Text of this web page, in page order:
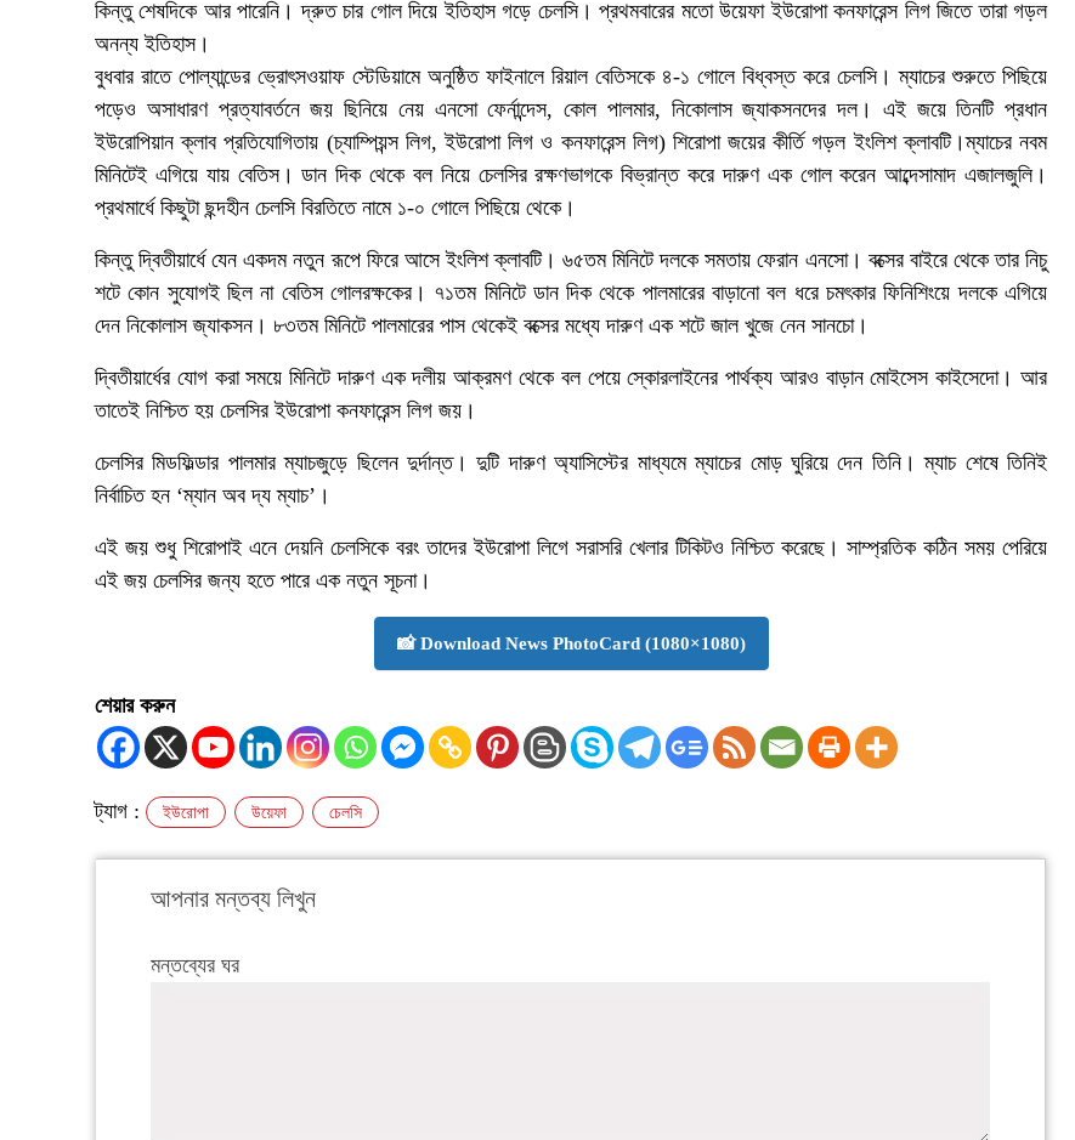
কিন্তু শেষদিকে আর পারেনি। দ্রুত চার গোল দিয়ে ইতিহাস গড়ে চেলসি। প্রথমবারের মতো উয়েফা ইউরোপা কনফারেন্স লিগ জিতে তারা গড়ল
অনন্য ইতিহাস।
বুধবার রাতে পোল্যান্ডের ভ্রোৎসওয়াফ স্টেডিয়ামে অনুষ্ঠিত ফাইনালে রিয়াল বেতিসকে ৪-১ গোলে বিধ্বস্ত করে চেলসি। ম্যাচের শুরুতে পিছিয়ে
পড়েও অসাধারণ প্রত্যাবর্তনে জয় ছিনিয়ে নেয় এনসো ফের্নান্দেস, কোল পালমার, নিকোলাস জ্যাকসনদের দল। এই জয়ে তিনটি প্রধান
ইউরোপিয়ান ক্লাব প্রতিযোগিতায় (চ্যাম্পিয়ন্স লিগ, ইউরোপা লিগ ও কনফারেন্স লিগ) শিরোপা জয়ের কীর্তি গড়ল ইংলিশ ক্লাবটি।ম্যাচের নবম
মিনিটেই এগিয়ে যায় বেতিস। ডান দিক থেকে বল নিয়ে চেলসির রক্ষণভাগকে বিভ্রান্ত করে দারুণ এক গোল করেন আব্দেসামাদ এজালজুলি।
প্রথমার্ধে কিছুটা ছন্দহীন চেলসি বিরতিতে নামে ১-০ গোলে পিছিয়ে থেকে।
কিন্তু দ্বিতীয়ার্ধে যেন একদম নতুন রূপে ফিরে আসে ইংলিশ ক্লাবটি। ৬৫তম মিনিটে দলকে সমতায় ফেরান এনসো। বক্সের বাইরে থেকে তার নিচু
শটে কোন সুযোগই ছিল না বেতিস গোলরক্ষকের। ৭১তম মিনিটে ডান দিক থেকে পালমারের বাড়ানো বল ধরে চমৎকার ফিনিশিংয়ে দলকে এগিয়ে
দেন নিকোলাস জ্যাকসন। ৮৩তম মিনিটে পালমারের পাস থেকেই বক্সের মধ্যে দারুণ এক শটে জাল খুজে নেন সানচো।
দ্বিতীয়ার্ধের যোগ করা সময়ে মিনিটে দারুণ এক দলীয় আক্রমণ থেকে বল পেয়ে স্কোরলাইনের পার্থক্য আরও বাড়ান মোইসেস কাইসেদো। আর
তাতেই নিশ্চিত হয় চেলসির ইউরোপা কনফারেন্স লিগ জয়।
চেলসির মিডফিল্ডার পালমার ম্যাচজুড়ে ছিলেন দুর্দান্ত। দুটি দারুণ অ্যাসিস্টের মাধ্যমে ম্যাচের মোড় ঘুরিয়ে দেন তিনি। ম্যাচ শেষে তিনিই
নির্বাচিত হন ‘ম্যান অব দ্য ম্যাচ’।
এই জয় শুধু শিরোপাই এনে দেয়নি চেলসিকে বরং তাদের ইউরোপা লিগে সরাসরি খেলার টিকিটও নিশ্চিত করেছে। সাম্প্রতিক কঠিন সময় পেরিয়ে
এই জয় চেলসির জন্য হতে পারে এক নতুন সূচনা।
📸 Download News PhotoCard (1080×1080)
শেয়ার করুন
ট্যাগ : ইউরোপা উয়েফা চেলসি
আপনার মন্তব্য লিখুন
মন্তব্যের ঘর